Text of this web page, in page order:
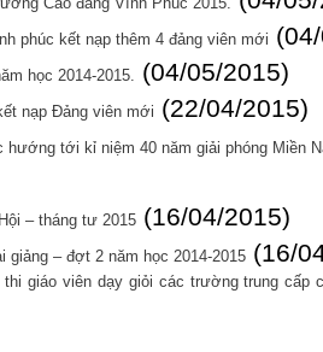
phúc kết nạp thêm 4 đảng viên mới
học 2014-2015. (04/05/2015)
nạp Đảng viên mới (22/04/2015)
tới kỉ niệm 40 năm giải phóng Miền
– tháng tư 2015 (16/04/2015)
giảng – đợt 2 năm học 2014-2015 (16/
giáo viên dạy giỏi các trường trung cấp